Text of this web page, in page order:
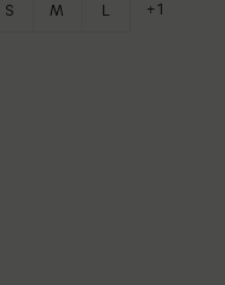
S M L +1